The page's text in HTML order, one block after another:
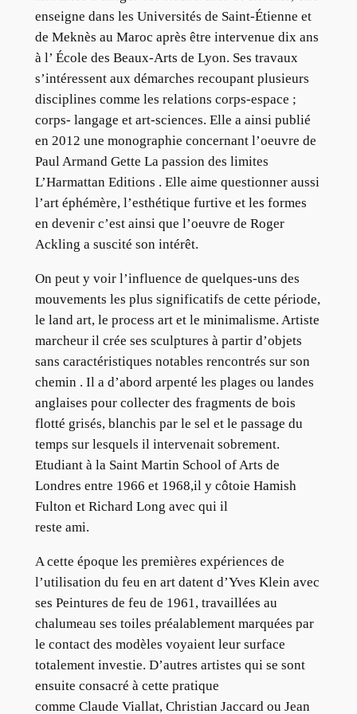
enseigne dans les Universités de Saint-Étienne et
de Meknès au Maroc après être intervenue dix ans
à l’ École des Beaux-Arts de Lyon. Ses travaux
s’intéressent aux démarches recoupant plusieurs
disciplines comme les relations corps-espace ;
corps- langage et art-sciences. Elle a ainsi publié
en 2012 une monographie concernant l’oeuvre de
Paul Armand Gette La passion des limites
L’Harmattan Editions . Elle aime questionner aussi
l’art éphémère, l’esthétique furtive et les formes
en devenir c’est ainsi que l’oeuvre de Roger
Ackling a suscité son intérêt.
On peut y voir l’influence de quelques-uns des
mouvements les plus significatifs de cette période,
le land art, le process art et le minimalisme. Artiste
marcheur il crée ses sculptures à partir d’objets
sans caractéristiques notables rencontrés sur son
chemin . Il a d’abord arpenté les plages ou landes
anglaises pour collecter des fragments de bois
flotté grisés, blanchis par le sel et le passage du
temps sur lesquels il intervenait sobrement.
Etudiant à la Saint Martin School of Arts de
Londres entre 1966 et 1968,il y côtoie Hamish
Fulton et Richard Long avec qui il
reste ami.
A cette époque les premières expériences de
l’utilisation du feu en art datent d’Yves Klein avec
ses Peintures de feu de 1961, travaillées au
chalumeau ses toiles préalablement marquées par
le contact des modèles voyaient leur surface
totalement investie. D’autres artistes qui se sont
ensuite consacré à cette pratique
comme Claude Viallat, Christian Jaccard ou Jean